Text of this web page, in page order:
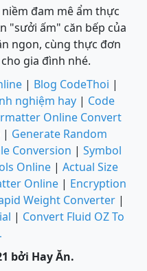
đam mê ẩm thực
"sưởi ấm" căn bếp của
ngon, cùng thực đơn
gia đình nhé.
| Blog CodeThoi |
nghiệm hay| Code
Online Convert
| Generate Random
Conversion | Symbol
Online | Actual Size
Online | Encryption
Weight Converter |
| Convert Fluid OZ To
bởi Hay Ăn.